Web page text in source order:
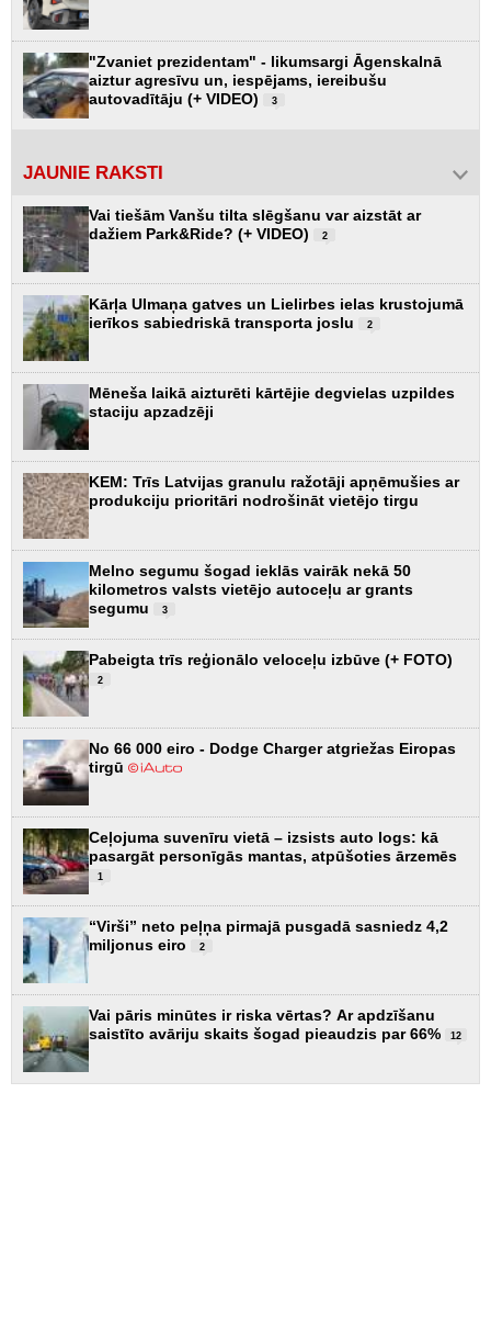
"Zvaniet prezidentam" - likumsargi Āgenskalnā
aiztur agresīvu un, iespējams, iereibušu
autovadītāju (+ VIDEO)
3
JAUNIE RAKSTI
Vai tiešām Vanšu tilta slēgšanu var aizstāt ar
dažiem Park&Ride? (+ VIDEO)
2
Kārļa Ulmaņa gatves un Lielirbes ielas krustojumā
ierīkos sabiedriskā transporta joslu
2
Mēneša laikā aizturēti kārtējie degvielas uzpildes
staciju apzadzēji
KEM: Trīs Latvijas granulu ražotāji apņēmušies ar
produkciju prioritāri nodrošināt vietējo tirgu
Melno segumu šogad ieklās vairāk nekā 50
kilometros valsts vietējo autoceļu ar grants
segumu
3
Pabeigta trīs reģionālo veloceļu izbūve (+ FOTO)
2
No 66 000 eiro - Dodge Charger atgriežas Eiropas
tirgū
Ceļojuma suvenīru vietā – izsists auto logs: kā
pasargāt personīgās mantas, atpūšoties ārzemēs
1
“Virši” neto peļņa pirmajā pusgadā sasniedz 4,2
miljonus eiro
2
Vai pāris minūtes ir riska vērtas? Ar apdzīšanu
saistīto avāriju skaits šogad pieaudzis par 66%
12